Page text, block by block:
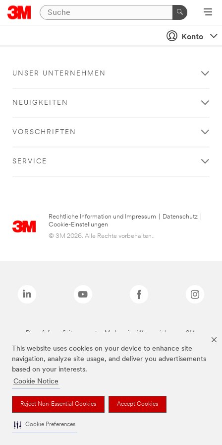
This website uses cookies on your device to enhance site
navigation, analyze site usage, and deliver you advertisements
based on your interests.
Cookie Notice
Reject Non-Essential Cookies Accept Cookies
Cookie Preferences
Konto
UNSER UNTERNEHMEN
NEUIGKEITEN
VORSCHRIFTEN
SERVICE
Rechtliche Information und Impressum Datenschutz
Cookie-Einstellungen
© 3M 2026. Alle Rechte vorbehalten..
Die auf dieser Seite genannten Marken sind Warenzeichen von 3M.